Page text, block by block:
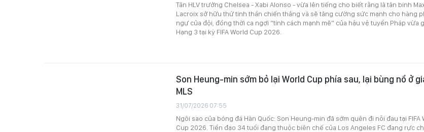
Tân HLV trưởng Chelsea - Xabi Alonso - vừa lên tiếng cho biết rằng là tân binh
Lacroix sở hữu thứ tinh thần chiến thắng và sẽ tăng cường sức mạnh cho hàng
ngự của đội, đồng thời ca ngợi “tính cách mạnh mẽ” của hậu vệ tuyển Pháp vừa
Hạng 3 tại kỳ FIFA World Cup 2026.
Son Heung-min sớm bỏ lại World Cup phía sau, lại bùng nổ ở
MLS
31/07/2026 07:55
Ngôi sao của bóng đá Hàn Quốc: Son Heung-min đã sớm quên đi nỗi đau tại FIFA
Cup 2026. Tiền đạo 34 tuổi đang thuộc biên chế của Los Angeles FC đang rực